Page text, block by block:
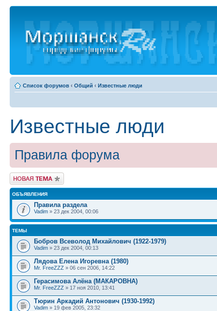
Список форумов ‹ Общий ‹ Известные люди
Известные люди
Правила форума
Новая тема
ОБЪЯВЛЕНИЯ
Правила раздела
Vadim » 23 дек 2004, 00:06
ТЕМЫ
Бобров Всеволод Михайлович (1922-1979)
Vadim » 23 дек 2004, 00:13
Лядова Елена Игоревна (1980)
Mr. FreeZZZ » 06 сен 2006, 14:22
Герасимова Алёна (МАКАРОВНА)
Mr. FreeZZZ » 17 ноя 2010, 13:41
Тюрин Аркадий Антонович (1930-1992)
Vadim » 19 фев 2005, 23:32